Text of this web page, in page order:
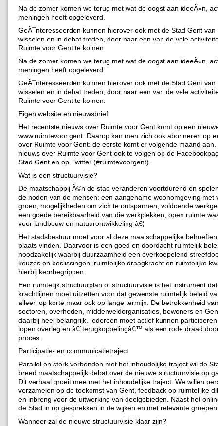
Na de zomer komen we terug met wat de oogst aan ideeÃ«n,
meningen heeft opgeleverd.
GeÃ¯nteresseerden kunnen hierover ook met de Stad Gent van
wisselen en in debat treden, door naar een van de vele
Ruimte voor Gent te komen
Na de zomer komen we terug met wat de oogst aan ideeÃ«n,
meningen heeft opgeleverd.
GeÃ¯nteresseerden kunnen hierover ook met de Stad Gent van
wisselen en in debat treden, door naar een van de vele
Ruimte voor Gent te komen.
Eigen website en nieuwsbrief
Het recentste nieuws over Ruimte voor Gent komt op een
www.ruimtevoor.gent. Daarop kan men zich ook abonneren op
over Ruimte voor Gent: de eerste komt er volgende maand aan.
nieuws over Ruimte voor Gent ook te volgen op de
Stad Gent en op Twitter (#ruimtevoorgent).
Wat is een structuurvisie?
De maatschappij Ã©n de stad veranderen voortdurend en
de noden van de mensen: een aangename woonomgeving met
groen, mogelijkheden om zich te ontspannen, voldoende
een goede bereikbaarheid van die werkplekken, open ruimte
voor landbouw en natuurontwikkeling â€¦
Het stadsbestuur moet voor al deze maatschappelijke
plaats vinden. Daarvoor is een goed en doordacht ruimtelijk
noodzakelijk waarbij duurzaamheid een overkoepelend
keuzes en beslissingen; ruimtelijke draagkracht en ruimtelijke
hierbij kernbegrippen.
Een ruimtelijk structuurplan of structuurvisie is het instrument
krachtlijnen moet uitzetten voor dat gewenste ruimtelijk beleid
alleen op korte maar ook op lange termijn. De betrokkenheid
sectoren, overheden, middenveldorganisaties, bewoners en
daarbij heel belangrijk. Iedereen moet actief kunnen
lopen overleg en â€˜terugkoppelingâ€™ als een rode draad
proces.
Participatie- en communicatietraject
Parallel en sterk verbonden met het inhoudelijke traject wil de
breed maatschappelijk debat over de nieuwe structuurvisie op
Dit verhaal groeit mee met het inhoudelijke traject. We willen
verzamelen op de toekomst van Gent, feedback op ruimtelijke
en inbreng voor de uitwerking van deelgebieden. Naast het
de Stad in op gesprekken in de wijken en met relevante
Wanneer zal de nieuwe structuurvisie klaar zijn?